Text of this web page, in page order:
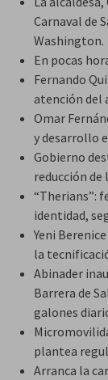
Carnaval de
Washington.
En pocas
Fernando
atención del
Omar
y desarrollo
Gobierno
reducción de
“Therians”:
identidad,
Yeni
la
Abinader
Barrera de
galones
plantea
Arranca la